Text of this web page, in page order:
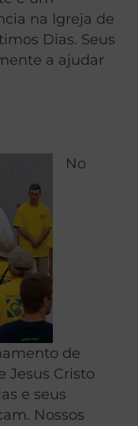
na Igreja de
Dias. Seus
a ajudar
No
de
Jesus Cristo
e seus
Nossos